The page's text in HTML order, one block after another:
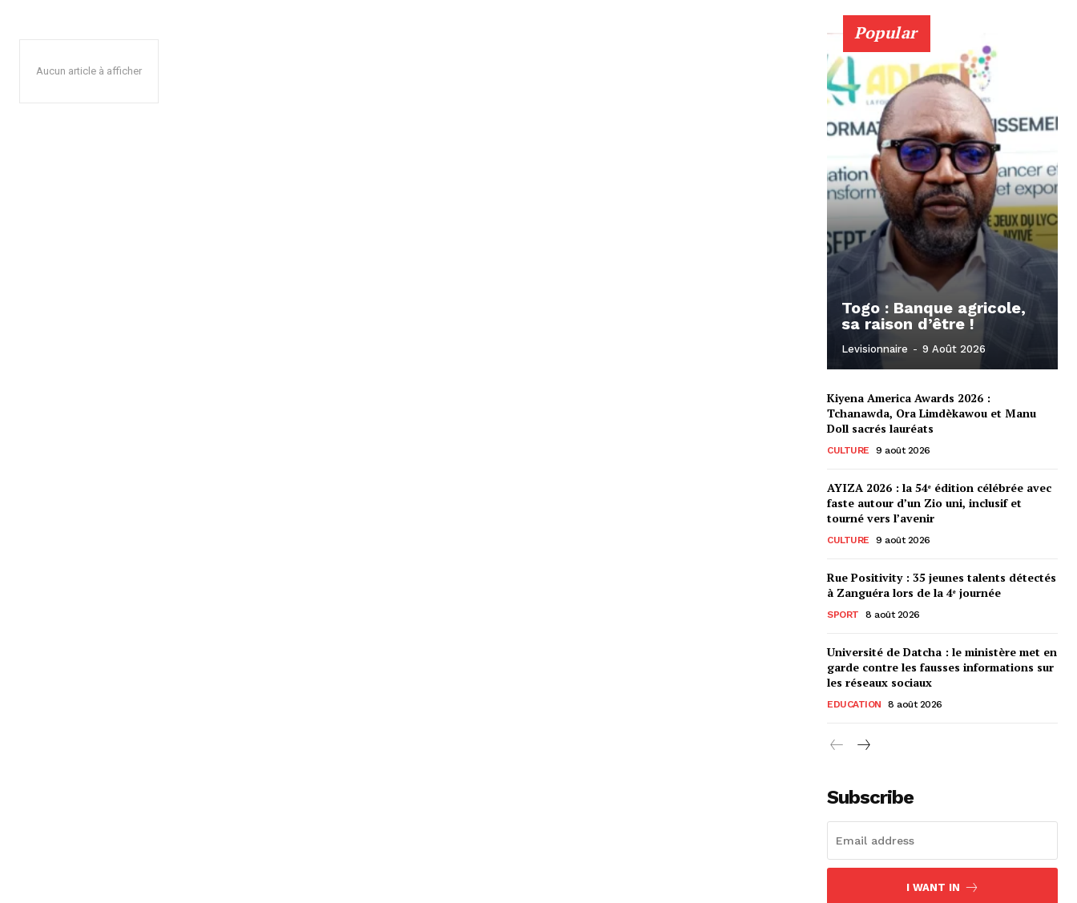
Aucun article à afficher
Popular
Togo : Banque agricole,
sa raison d’être !
Levisionnaire - 9 Août 2026
Kiyena America Awards 2026 :
Tchanawda, Ora Limdèkawou et Manu
Doll sacrés lauréats
CULTURE 9 août 2026
AYIZA 2026 : la 54ᵉ édition célébrée avec
faste autour d’un Zio uni, inclusif et
tourné vers l’avenir
CULTURE 9 août 2026
Rue Positivity : 35 jeunes talents détectés
à Zanguéra lors de la 4ᵉ journée
SPORT 8 août 2026
Université de Datcha : le ministère met en
garde contre les fausses informations sur
les réseaux sociaux
EDUCATION 8 août 2026
Subscribe
I WANT IN